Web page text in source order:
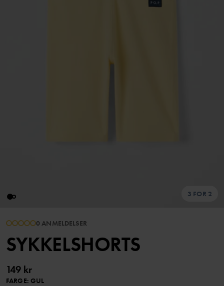
3 FOR 2
0 ANMELDELSER
SYKKELSHORTS
149 kr
FARGE: GUL